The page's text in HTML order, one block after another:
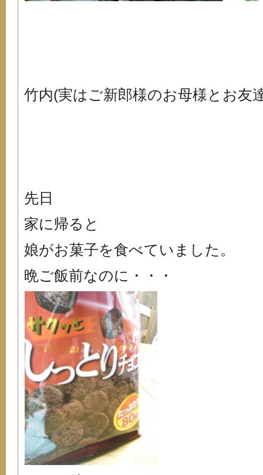
竹内(実はご新郎様のお母様とお友
先日
家に帰ると
娘がお菓子を食べていました。
晩ご飯前なのに・・・